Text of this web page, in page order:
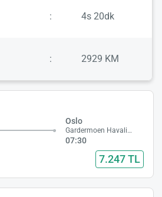
: 4s 20dk
: 2929 KM
Oslo
Gardermoen Havalimanı
07:30
7.247 TL